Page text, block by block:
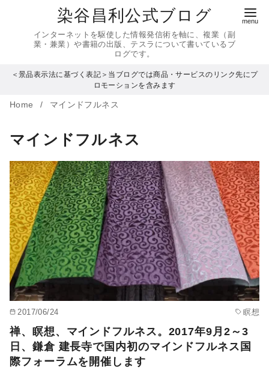
へ
染谷昌利公式ブログ
インターネットを駆使した情報発信術を軸に、複業（副
業・兼業）や書籍の出版、テスラについて書いているブ
ログです。
＜景品表示法に基づく表記＞当ブログでは商品・サービスのリンク先にプ
ロモーションを含みます
Home マインドフルネス
マインドフルネス
2017/06/24 瞑想
禅、瞑想、マインドフルネス。2017年9月2～3
日、鎌倉 建長寺で国内初のマインドフルネス国
際フォーラムを開催します